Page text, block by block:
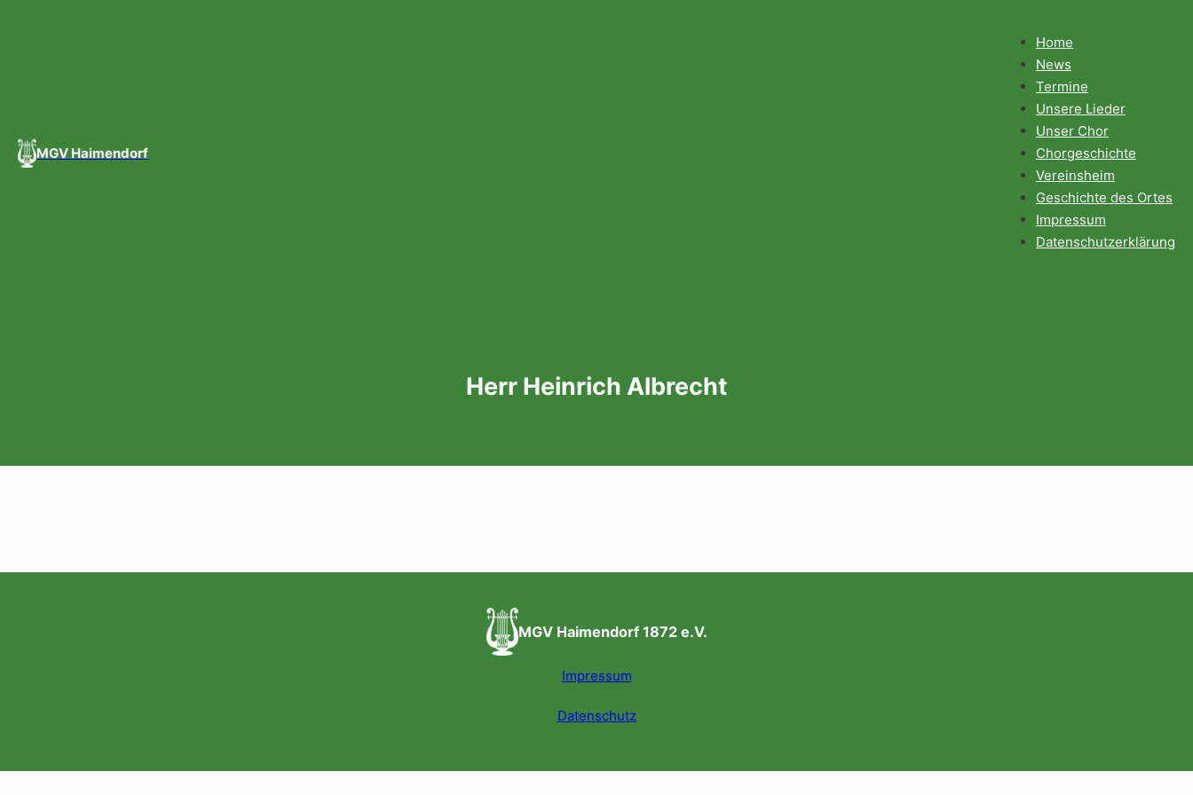
MGV Haimendorf
Home
News
Termine
Unsere Lieder
Unser Chor
Chorgeschichte
Vereinsheim
Geschichte des Ortes
Impressum
Datenschutzerklärung
Herr Heinrich Albrecht
MGV Haimendorf 1872 e.V.
Impressum
Datenschutz